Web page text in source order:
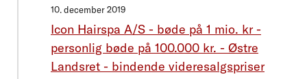
10. december 2019
Icon Hairspa A/S - bøde på 1 mio. kr -
personlig bøde på 100.000 kr. - Østre
Landsret - bindende videresalgspriser